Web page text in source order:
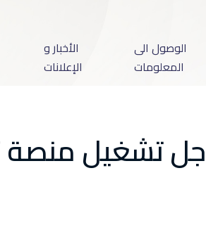
الأخبار و
الإعلانات
الوصول الى
المعلومات